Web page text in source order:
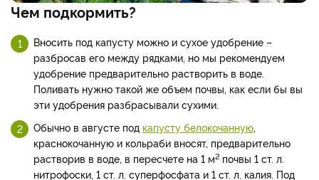
Чем подкормить?
Вносить под капусту можно и сухое удобрение –
разбросав его между рядками, но мы рекомендуем
удобрение предварительно растворить в воде.
Поливать нужно такой же объем почвы, как если бы вы
эти удобрения разбрасывали сухими.
Обычно в августе под капусту белокочанную,
краснокочанную и кольраби вносят, предварительно
растворив в воде, в пересчете на 1 м2 почвы 1 ст. л.
нитрофоски, 1 ст. л. суперфосфата и 1 ст. л. калия. Под